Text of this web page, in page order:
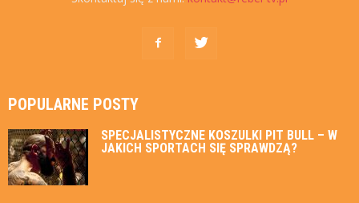
POPULARNE POSTY
SPECJALISTYCZNE KOSZULKI PIT BULL – W
JAKICH SPORTACH SIĘ SPRAWDZĄ?